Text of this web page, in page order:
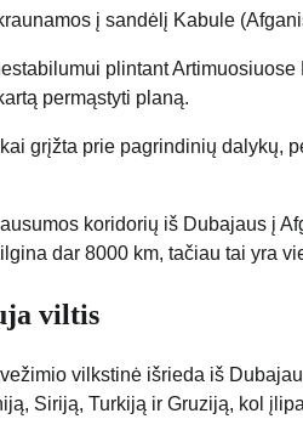
į sandėlį Kabule
plintant
permąstyti planą.
grįžta prie pagrindinių dalykų,
koridorių iš Dubajaus į
dar 8000 km, tačiau tai yra
viltis
vilkstinė išrieda iš
Siriją, Turkiją ir Gruziją, kol